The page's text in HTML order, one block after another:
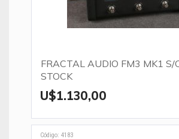
FRACTAL AUDIO FM3 MK1 S/
STOCK
U$1.130,00
Código: 4183